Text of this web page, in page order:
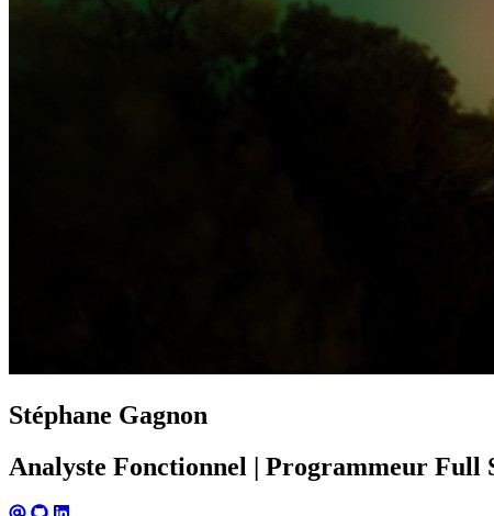
Stéphane Gagnon
Analyste Fonctionnel | Programmeur Full